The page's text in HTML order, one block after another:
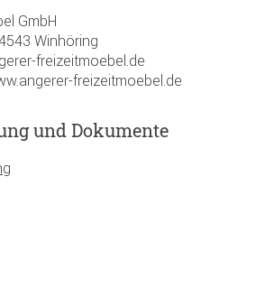
GmbH
Winhöring
freizeitmoebel.de
freizeitmoebel.de
und Dokumente